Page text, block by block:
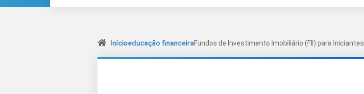
Inícioeducação financeiraFundos de Investimento Imobiliário (FII) para Iniciantes